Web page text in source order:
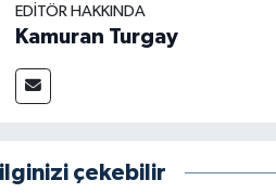
EDITÖR HAKKINDA
Kamuran Turgay
çekebilir